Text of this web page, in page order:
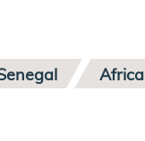
Africa